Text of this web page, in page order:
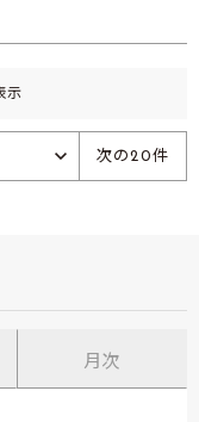
示
次の20件
月次